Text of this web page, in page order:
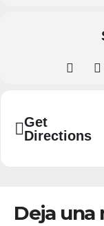
Get
Directions
Deja una